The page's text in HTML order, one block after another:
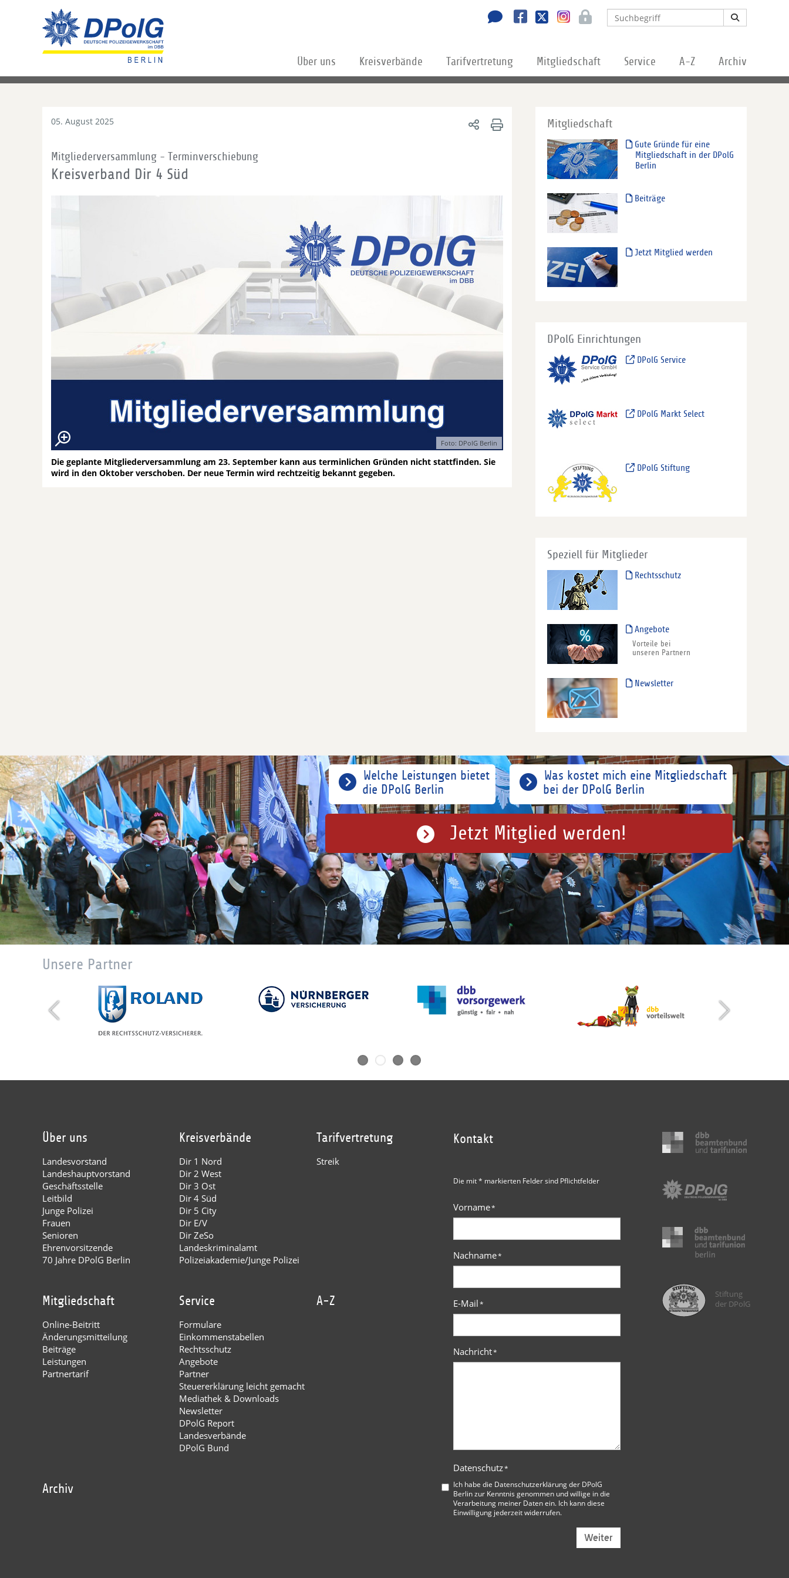
Über uns Kreisverbände Tarifvertretung Mitgliedschaft Service A-Z Archiv
05. August 2025
Mitgliederversammlung - Terminverschiebung
Kreisverband Dir 4 Süd
Foto: DPolG Berlin
Die geplante Mitgliederversammlung am 23. September kann aus terminlichen Gründen nicht stattfinden. Sie
wird in den Oktober verschoben. Der neue Termin wird rechtzeitig bekannt gegeben.
Mitgliedschaft
Gute Gründe für eine
Mitgliedschaft in der DPolG
Berlin
Beiträge
Jetzt Mitglied werden
DPolG Einrichtungen
DPolG Service
DPolG Markt Select
DPolG Stiftung
Speziell für Mitglieder
Rechtsschutz
Angebote
Vorteile bei
unseren Partnern
Newsletter
Was kostet mich eine Mitgliedschaft
bei der DPolG Berlin
Welche Leistungen bietet
die DPolG Berlin
Jetzt Mitglied werden!
Unsere Partner
Über uns
Landesvorstand
Landeshauptvorstand
Geschäftsstelle
Leitbild
Junge Polizei
Frauen
Senioren
Ehrenvorsitzende
70 Jahre DPolG Berlin
Kreisverbände
Dir 1 Nord
Dir 2 West
Dir 3 Ost
Dir 4 Süd
Dir 5 City
Dir E/V
Dir ZeSo
Landeskriminalamt
Polizeiakademie/Junge Polizei
Tarifvertretung
Streik
Mitgliedschaft
Online-Beitritt
Änderungsmitteilung
Beiträge
Leistungen
Partnertarif
Service
Formulare
Einkommenstabellen
Rechtsschutz
Angebote
Partner
Steuererklärung leicht gemacht
Mediathek & Downloads
Newsletter
DPolG Report
Landesverbände
DPolG Bund
A-Z
Archiv
Kontakt
Die mit * markierten Felder sind Pflichtfelder
Vorname*
Nachname*
E-Mail*
Nachricht*
Datenschutz*
Ich habe die Datenschutzerklärung der DPolG
Berlinzur Kenntnis genommen und willige in die
Verarbeitung meiner Daten ein. Ich kann diese
Einwilligung jederzeit widerrufen.
Weiter
Stiftung
der DPolG